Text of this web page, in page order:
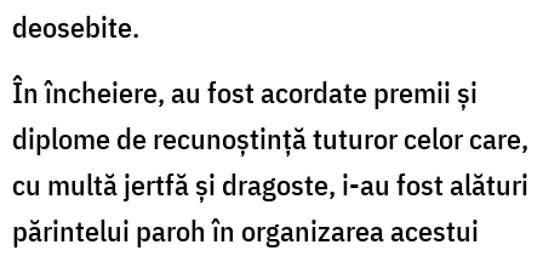
deosebite.
În încheiere, au fost acordate premii și
diplome de recunoștință tuturor celor care,
cu multă jertfă și dragoste, i-au fost alături
părintelui paroh în organizarea acestui